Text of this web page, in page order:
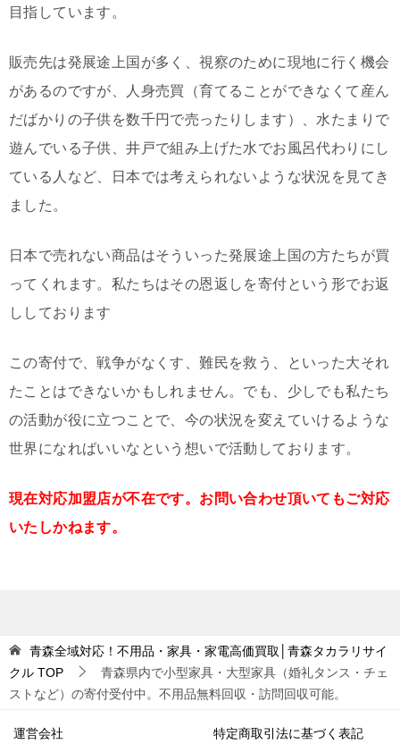
目指しています。
販売先は発展途上国が多く、視察のために現地に行く機会
があるのですが、人身売買（育てることができなくて産ん
だばかりの子供を数千円で売ったりします）、水たまりで
遊んでいる子供、井戸で組み上げた水でお風呂代わりにし
ている人など、日本では考えられないような状況を見てき
ました。
日本で売れない商品はそういった発展途上国の方たちが買
ってくれます。私たちはその恩返しを寄付という形でお返
ししております
この寄付で、戦争がなくす、難民を救う、といった大それ
たことはできないかもしれません。でも、少しでも私たち
の活動が役に立つことで、今の状況を変えていけるような
世界になればいいなという想いで活動しております。
現在対応加盟店が不在です。お問い合わせ頂いてもご対応
いたしかねます。
青森全域対応！不用品・家具・家電高価買取│青森タカラリサイ
クル TOP
青森県内で小型家具・大型家具（婚礼タンス・チェ
ストなど）の寄付受付中。不用品無料回収・訪問回収可能。
運営会社 特定商取引法に基づく表記